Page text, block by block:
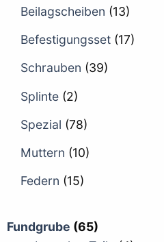
Beilagscheiben (13)
Befestigungsset (17)
Schrauben (39)
Splinte (2)
Spezial (78)
Muttern (10)
Federn (15)
Fundgrube (65)